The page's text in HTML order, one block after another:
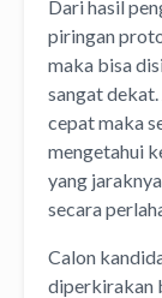
Dari hasil
piringan
maka bisa
sangat
cepat maka
mengetahui
yang
secara
Calon
diperkirakan